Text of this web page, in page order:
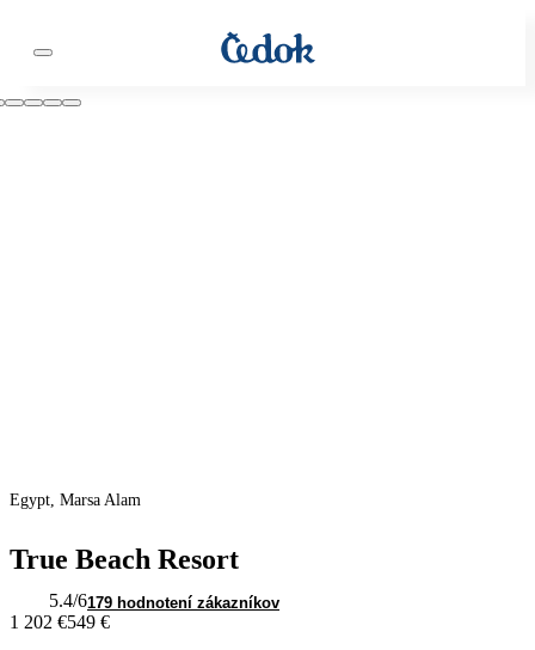
Egypt, Marsa Alam
True Beach Resort
5.4/6179 hodnotení zákazníkov
1 202 €549 €